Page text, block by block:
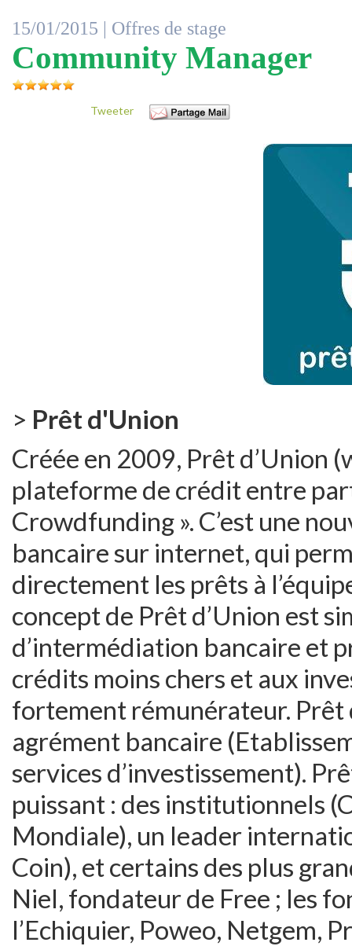
15/01/2015 | Offres de stage
Community Manager
Tweeter
> Prêt d'Union
Créée en 2009, Prêt d’Union
plateforme de crédit entre
Crowdfunding ». C’est une
bancaire sur internet, qui
directement les prêts à
concept de Prêt d’Union est
d’intermédiation bancaire et
crédits moins chers et aux
fortement rémunérateur. Prêt
agrément bancaire
services d’investissement).
puissant : des institutionnels
Mondiale), un leader
Coin), et certains des plus
Niel, fondateur de Free ; les
l’Echiquier, Poweo, Netgem,